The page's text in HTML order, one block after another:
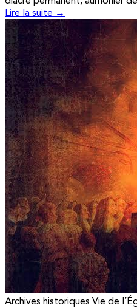
Lire la suite →
Archives historiques Vie de